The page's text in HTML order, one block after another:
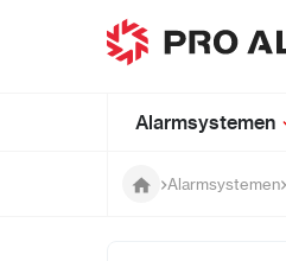
Ga naar de inhoud
Alarmsystemen
Alarmsystemen